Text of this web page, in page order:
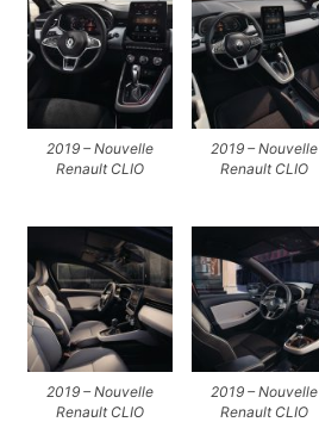
2019 – Nouvelle
Renault CLIO
2019 – Nouvelle
Renault CLIO
2019 – Nouvelle
Renault CLIO
2019 – Nouvelle
Renault CLIO